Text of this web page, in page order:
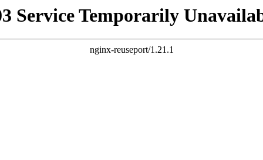
Service Temporarily
nginx-reuseport/1.21.1